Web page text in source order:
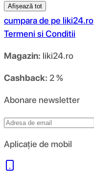
Afișează tot
cumpara de pe liki24.ro
Termeni si Conditii
Magazin: liki24.ro
Cashback: 2 %
Abonare newsletter
Aplicație de mobil